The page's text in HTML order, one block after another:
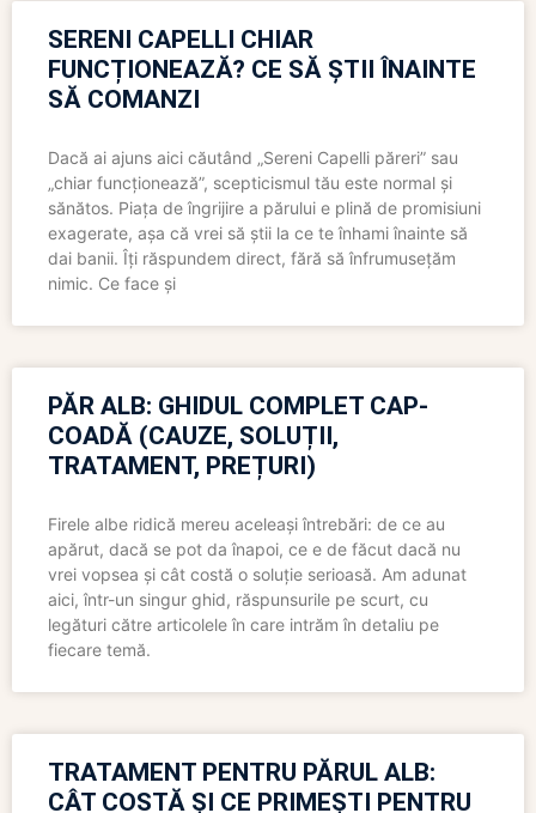
SERENI CAPELLI CHIAR
FUNCȚIONEAZĂ? CE SĂ ȘTII ÎNAINTE
SĂ COMANZI
Dacă ai ajuns aici căutând „Sereni Capelli păreri” sau
„chiar funcționează”, scepticismul tău este normal și
sănătos. Piața de îngrijire a părului e plină de promisiuni
exagerate, așa că vrei să știi la ce te înhami înainte să
dai banii. Îți răspundem direct, fără să înfrumusețăm
nimic. Ce face și
PĂR ALB: GHIDUL COMPLET CAP-
COADĂ (CAUZE, SOLUȚII,
TRATAMENT, PREȚURI)
Firele albe ridică mereu aceleași întrebări: de ce au
apărut, dacă se pot da înapoi, ce e de făcut dacă nu
vrei vopsea și cât costă o soluție serioasă. Am adunat
aici, într-un singur ghid, răspunsurile pe scurt, cu
legături către articolele în care intrăm în detaliu pe
fiecare temă.
TRATAMENT PENTRU PĂRUL ALB:
CÂT COSTĂ ȘI CE PRIMEȘTI PENTRU